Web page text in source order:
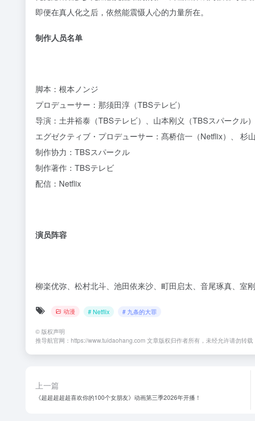
即便在真人化之后，依然能震慑人心的力量所在。
制作人员名单
脚本：根本ノンジ
プロデューサー：那须田淳（TBSテレビ）
导演：土井裕泰（TBSテレビ）、山本刚义（TBSスパークル
エグゼクティブ・プロデューサー：髙桥信一（Netflix）、 杉
制作协力：TBSスパークル
制作著作：TBSテレビ
配信：Netflix
演员阵容
柳楽优弥、松村北斗、池田依来沙、町田启太、音尾琢真、室
动漫 # Netflix # 九条的大罪
© 版权声明
推导航官网：https://www.tuidaohang.com 文章版权归作者所有，未经允许请勿转载
上一篇
《超超超超超喜欢你的100个女朋友》动画第三季2026年开播！